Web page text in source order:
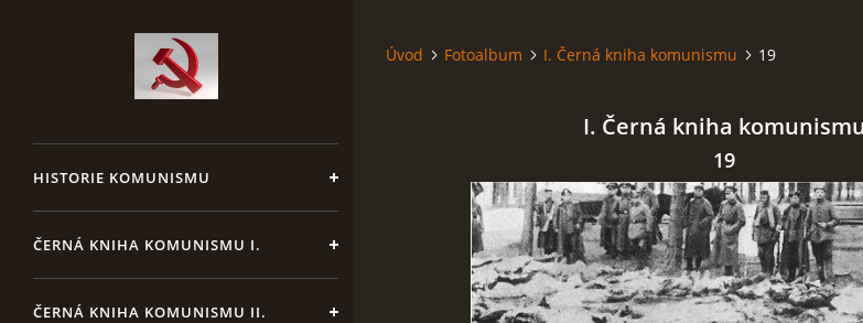
HISTORIE KOMUNISMU
ČERNÁ KNIHA KOMUNISMU I.
ČERNÁ KNIHA KOMUNISMU II.
Úvod Fotoalbum I. Černá kniha komunismu 19
I. Černá kniha komunismu
19